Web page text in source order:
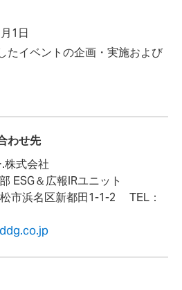
1日
たイベントの企画・実施および
わせ先
株式会社
ESG＆広報IRユニット
市浜名区新都田1-1-2 TEL：